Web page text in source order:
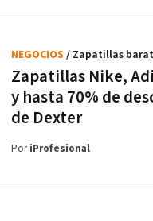
Zapatillas Nike,
y hasta 70% de
de Dexter
NEGOCIOS / Zapatillas
PoriProfesional